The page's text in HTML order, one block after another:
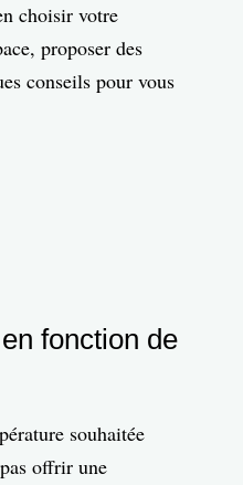
choisir votre
proposer des
conseils pour vous
fonction de
souhaitée
offrir une